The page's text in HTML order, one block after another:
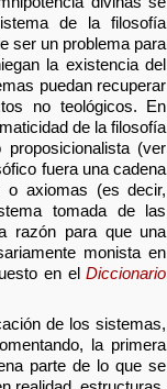
de la filosofía
ser un problema para
la existencia del
puedan recuperar
no teológicos. En
de la filosofía
(ver
fuera una cadena
o axiomas (es decir,
tomada de las
razón para que una
monista en
en elDiccionario
de los sistemas,
la primera
parte de lo que se